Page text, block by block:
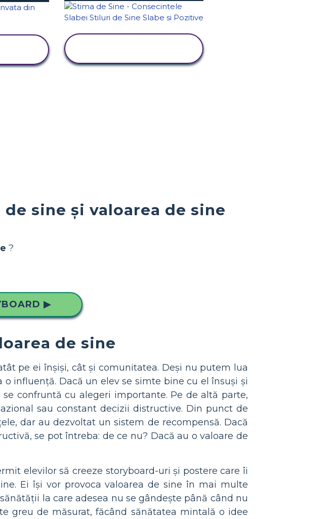
sine și valoarea de sine
?
▶
de sine
pe ei înșiși, cât și comunitatea. Deși nu putem lua
influență. Dacă un elev se simte bine cu el însuși și
confruntă cu alegeri importante. Pe de altă parte,
sau constant decizii distructive. Din punct de
dar au dezvoltat un sistem de recompensă. Dacă
se pot întreba: de ce nu? Dacă au o valoare de
elevilor să creeze storyboard-uri și postere care îi
Ei își vor provoca valoarea de sine în mai multe
la care adesea nu se gândește până când nu
greu de măsurat, făcând sănătatea mintală o idee